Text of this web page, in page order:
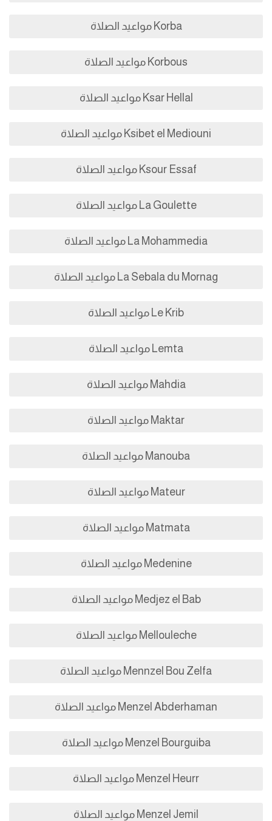
Korba مواعيد الصلاة
Korbous مواعيد الصلاة
Ksar Hellal مواعيد الصلاة
Ksibet el Mediouni مواعيد الصلاة
Ksour Essaf مواعيد الصلاة
La Goulette مواعيد الصلاة
La Mohammedia مواعيد الصلاة
La Sebala du Mornag مواعيد الصلاة
Le Krib مواعيد الصلاة
Lemta مواعيد الصلاة
Mahdia مواعيد الصلاة
Maktar مواعيد الصلاة
Manouba مواعيد الصلاة
Mateur مواعيد الصلاة
Matmata مواعيد الصلاة
Medenine مواعيد الصلاة
Medjez el Bab مواعيد الصلاة
Mellouleche مواعيد الصلاة
Mennzel Bou Zelfa مواعيد الصلاة
Menzel Abderhaman مواعيد الصلاة
Menzel Bourguiba مواعيد الصلاة
Menzel Heurr مواعيد الصلاة
Menzel Jemil مواعيد الصلاة